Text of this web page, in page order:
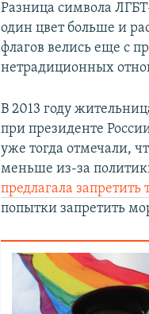
Разница символа
один цвет больше и
флагов велись еще с
нетрадиционных
В 2013 году
при президенте
уже тогда отмечали,
меньше из-за
предлагала
попытки запретить